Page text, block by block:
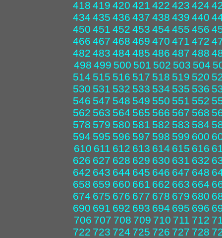
418 419 420 421 422 423 424
434 435 436 437 438 439 440
450 451 452 453 454 455 456
466 467 468 469 470 471 472
482 483 484 485 486 487 488
498 499 500 501 502 503 504
514 515 516 517 518 519 520
530 531 532 533 534 535 536
546 547 548 549 550 551 552
562 563 564 565 566 567 568
578 579 580 581 582 583 584
594 595 596 597 598 599 600
610 611 612 613 614 615 616
626 627 628 629 630 631 632
642 643 644 645 646 647 648
658 659 660 661 662 663 664
674 675 676 677 678 679 680
690 691 692 693 694 695 696
706 707 708 709 710 711 712
722 723 724 725 726 727 728